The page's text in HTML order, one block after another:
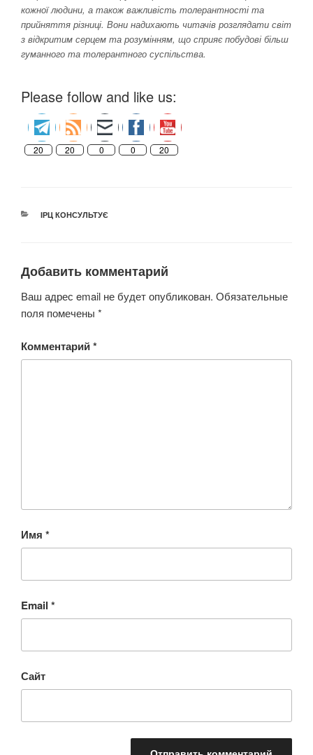
кожної людини, а також важливість толерантності та
прийняття різниці. Вони надихають читачів розглядати світ
з відкритим серцем та розумінням, що сприяє побудові більш
гуманного та толерантного суспільства.
Please follow and like us:
20 20 0 0 20
РУБРИКИ
ІРЦ КОНСУЛЬТУЄ
Добавить комментарий
Ваш адрес email не будет опубликован. Обязательные
поля помечены *
Комментарий*
Имя *
Email *
Сайт